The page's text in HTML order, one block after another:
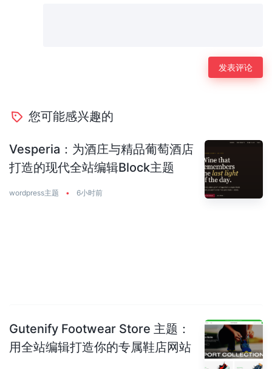
您可能感兴趣的
Vesperia：为酒庄与精品葡萄酒店
打造的现代全站编辑Block主题
wordpress主题 • 6小时前
Gutenify Footwear Store 主题：
用全站编辑打造你的专属鞋店网站